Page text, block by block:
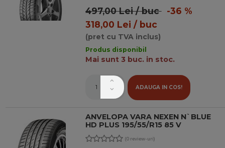
497,00 Lei / buc-36 %
318,00 Lei / buc
(pret cu TVA inclus)
Produs disponibil
Mai sunt 3 buc. in stoc.
ADAUGA IN COS!
ANVELOPA VARA NEXEN N`BLUE
HD PLUS 195/55/R15 85 V
(0 review-uri)